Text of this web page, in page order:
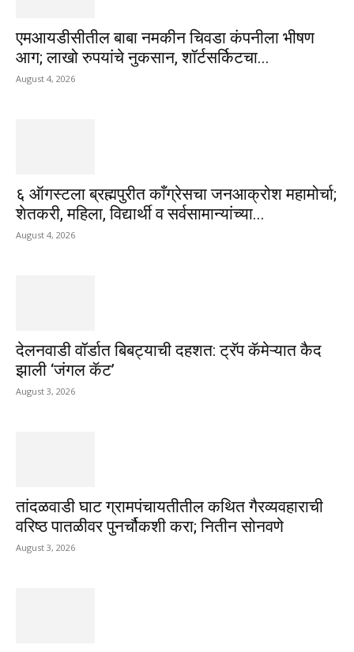
एमआयडीसीतील बाबा नमकीन चिवडा कंपनीला भीषण
आग; लाखो रुपयांचे नुकसान, शॉर्टसर्किटचा...
August 4, 2026
६ ऑगस्टला ब्रह्मपुरीत काँग्रेसचा जनआक्रोश महामोर्चा;
शेतकरी, महिला, विद्यार्थी व सर्वसामान्यांच्या...
August 4, 2026
देलनवाडी वॉर्डात बिबट्याची दहशत: ट्रॅप कॅमेऱ्यात कैद
झाली ‘जंगल कॅट’
August 3, 2026
तांदळवाडी घाट ग्रामपंचायतीतील कथित गैरव्यवहाराची
वरिष्ठ पातळीवर पुनर्चौकशी करा; नितीन सोनवणे
August 3, 2026